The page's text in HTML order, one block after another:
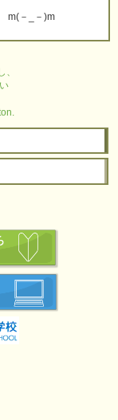
m(－_－)m